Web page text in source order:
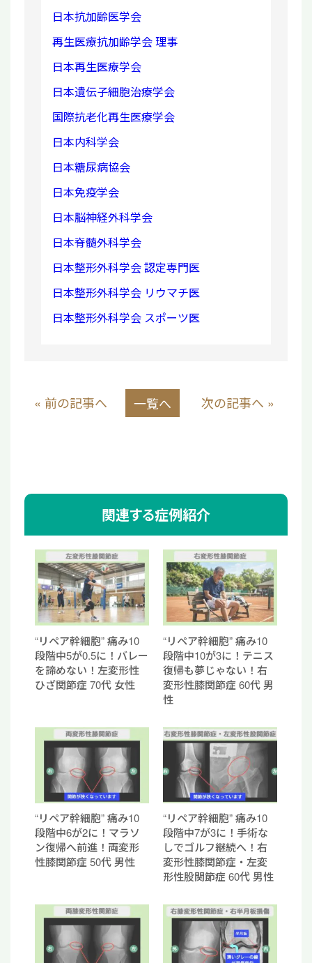
日本抗加齢医学会
再生医療抗加齢学会 理事
日本再生医療学会
日本遺伝子細胞治療学会
国際抗老化再生医療学会
日本内科学会
日本糖尿病協会
日本免疫学会
日本脳神経外科学会
日本脊髄外科学会
日本整形外科学会 認定専門医
日本整形外科学会 リウマチ医
日本整形外科学会 スポーツ医
« 前の記事へ 一覧へ 次の記事へ »
関連する症例紹介
“リペア幹細胞” 痛み10
段階中5が0.5に！バレー
を諦めない！左変形性
ひざ関節症 70代 女性
“リペア幹細胞” 痛み10
段階中10が3に！テニス
復帰も夢じゃない！右
変形性膝関節症 60代 男
性
“リペア幹細胞” 痛み10
段階中6が2に！マラソ
ン復帰へ前進！両変形
性膝関節症 50代 男性
“リペア幹細胞” 痛み10
段階中7が3に！手術な
しでゴルフ継続へ！右
変形性膝関節症・左変
形性股関節症 60代 男性